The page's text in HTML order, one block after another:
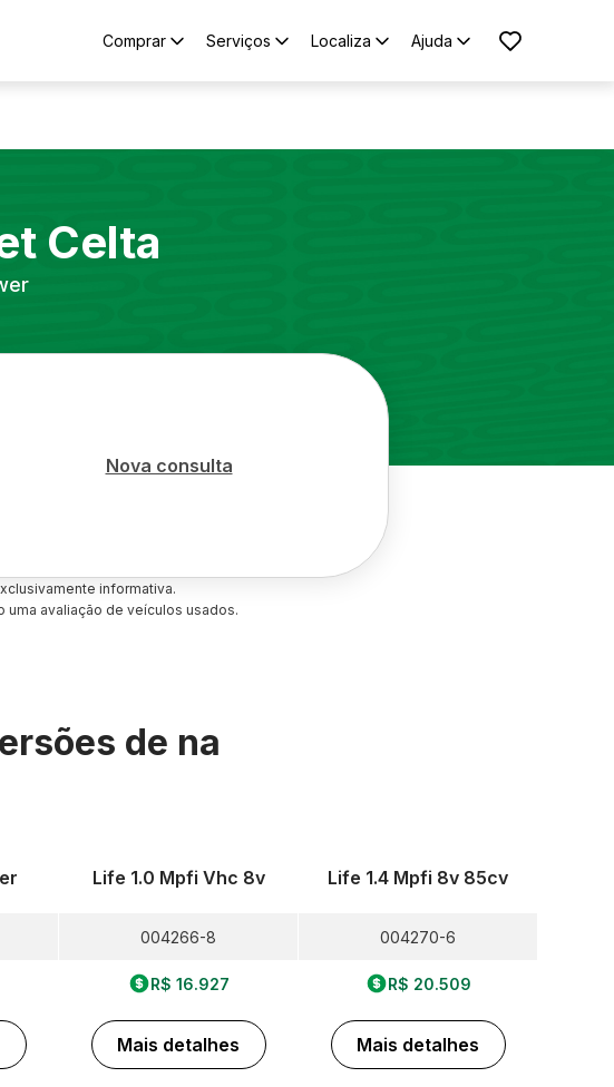
Comprar Serviços Localiza Ajuda
Celta
Nova consulta
informativa.
avaliação de veículos usados.
de na
Life 1.0 Mpfi Vhc 8v
004266-8
R$ 16.927
Mais detalhes
Life 1.4 Mpfi 8v 85cv
004270-6
R$ 20.509
Mais detalhes